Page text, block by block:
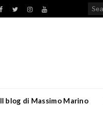
Facebook
TwitterInstagramYouTube
Il blog di Massimo Marino